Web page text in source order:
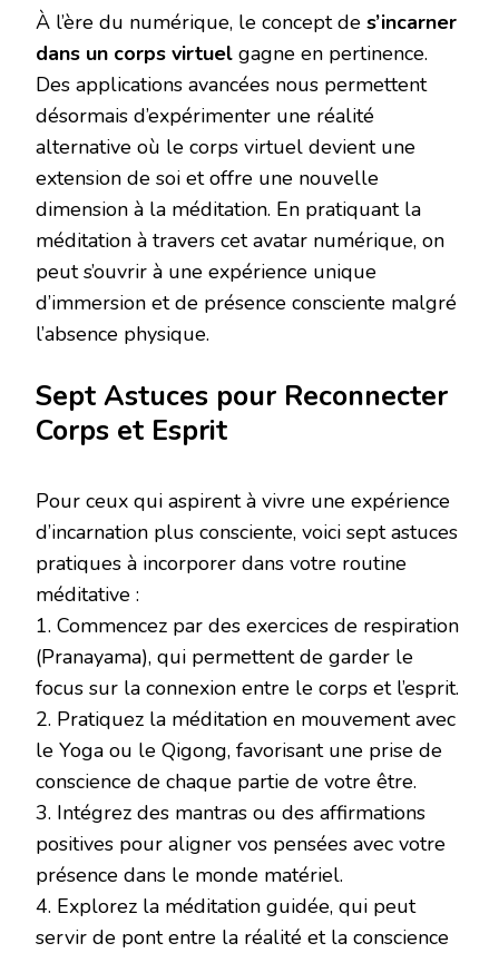
À l’ère du numérique, le concept de s’incarner
dans un corps virtuel gagne en pertinence.
Des applications avancées nous permettent
désormais d’expérimenter une réalité
alternative où le corps virtuel devient une
extension de soi et offre une nouvelle
dimension à la méditation. En pratiquant la
méditation à travers cet avatar numérique, on
peut s’ouvrir à une expérience unique
d’immersion et de présence consciente malgré
l’absence physique.
Sept Astuces pour Reconnecter
Corps et Esprit
Pour ceux qui aspirent à vivre une expérience
d’incarnation plus consciente, voici sept astuces
pratiques à incorporer dans votre routine
méditative :
1. Commencez par des exercices de respiration
(Pranayama), qui permettent de garder le
focus sur la connexion entre le corps et l’esprit.
2. Pratiquez la méditation en mouvement avec
le Yoga ou le Qigong, favorisant une prise de
conscience de chaque partie de votre être.
3. Intégrez des mantras ou des affirmations
positives pour aligner vos pensées avec votre
présence dans le monde matériel.
4. Explorez la méditation guidée, qui peut
servir de pont entre la réalité et la conscience